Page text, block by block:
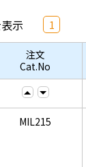
示 1
注文
Cat.No
MIL215